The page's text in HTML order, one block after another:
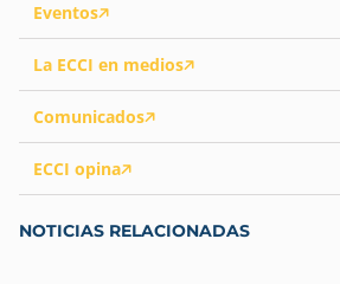
Eventos
La ECCI en medios
Comunicados
ECCI opina
NOTICIAS RELACIONADAS